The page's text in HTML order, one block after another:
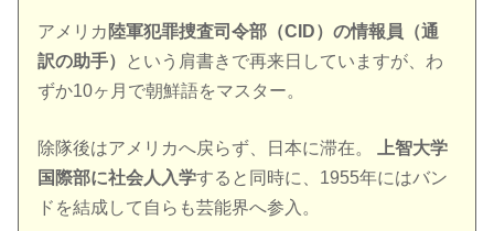
アメリカ 陸軍犯罪捜査司令部（CID）の情報員（通
訳の助手）
という肩書きで再来日していますが、わ
ずか10ヶ月で朝鮮語をマスター。
除隊後はアメリカへ戻らず、日本に滞在。
上智大学
国際部に社会人入学すると同時に、1955年にはバン
ドを結成して自らも芸能界へ参入。